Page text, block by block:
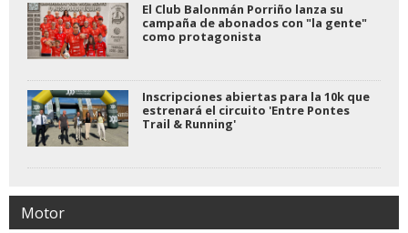
El Club Balonmán Porriño lanza su
campaña de abonados con "la gente"
como protagonista
Inscripciones abiertas para la 10k que
estrenará el circuito 'Entre Pontes
Trail & Running'
Motor